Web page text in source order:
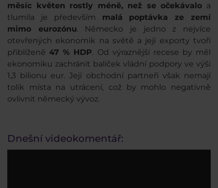
měsíc květen rostly méně, než se očekávalo a
tlumila je především malá poptávka ze zemí
mimo eurozónu. Německo je jedno z nejvíce
otevřených ekonomik na světě a její exporty tvoří
přiblíženě47 % HDP. Od výraznější recese by měl
ekonomiku zachránit balíček vládní podpory ve výši
1,3 bilionu eur. Její obchodní partneři však nemají
tolik místa na utrácení, což by mohlo negativně
ovlivnit německý vývoz.
Dnešní videokomentář: